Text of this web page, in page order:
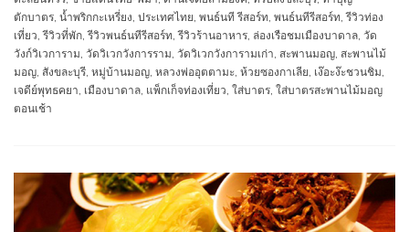
ตักบาตร, น้ำพริกกะเหรี่ยง, ประเทศไทย, พนธ์นที รีสอร์ท, พนธ์นทีรีสอร์ท,รีวิวท่อง
เที่ยว,รีวิวที่พัก,รีวิวพนธ์นทีรีสอร์ท,รีวิวร้านอาหาร, ล่องเรือชมเมืองบาดาล, วัด
วังก์วิเวการาม, วัดวิเวกวังการราม, วัดวิเวกวังการามเก่า, สะพานมอญ, สะพานไม้
มอญ, สังขละบุรี, หมู่บ้านมอญ, หลวงพ่ออุตตามะ, ห้วยซองกาเลีย, เง๊อะง๊ะชวนชิม,
เจดีย์พุทธคยา, เมืองบาดาล, แพ็กเก็จท่องเที่ยว, ใส่บาตร, ใส่บาตรสะพานไม้มอญ
ตอนเช้า